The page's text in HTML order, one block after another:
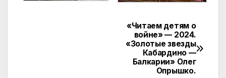
«Читаем детям о
войне» — 2024.
«Золотые звезды
Кабардино —
Балкарии» Олег
Опрышко.